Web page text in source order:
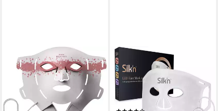
RENPHO
LED-Gesichtsmaske Rejuven
Artemis Blush LED Light
Therapy Mask, 432 LEDs, 4
Farben/Modi, Controller,
SILK'N
LED-Gesichtsmaske LED Face
Mask 100, mit 4 Lichtfarben,
Hautverbesserung mit LED-
Lichttherapie